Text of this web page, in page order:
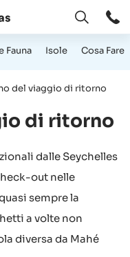
Aperto
Fauna Isole Cosa Fare
del viaggio di ritorno
di ritorno
dalle Seychelles
out nelle
sempre la
a volte non
diversa da Mahé